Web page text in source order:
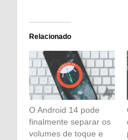
Relacionado
O Android 14 pode
finalmente separar os
volumes de toque e